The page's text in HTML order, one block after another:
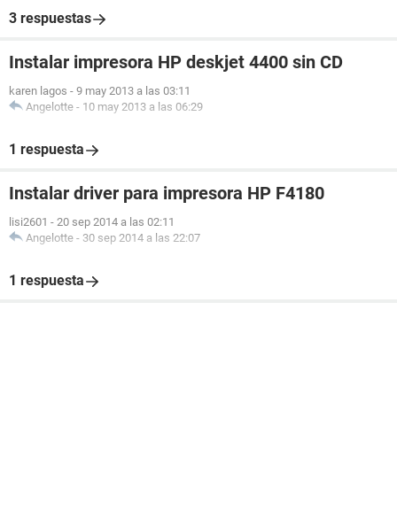
3 respuestas
Instalar impresora HP deskjet 4400 sin CD
karen lagos - 9 may 2013 a las 03:11
Angelotte - 10 may 2013 a las 06:29
1 respuesta
Instalar driver para impresora HP F4180
lisi2601 - 20 sep 2014 a las 02:11
Angelotte - 30 sep 2014 a las 22:07
1 respuesta